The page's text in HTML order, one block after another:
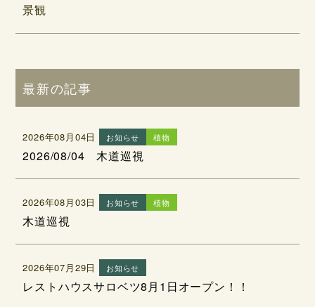
景観
最新の記事
2026年08月04日 お知らせ 植物
2026/08/04 木道巡視
2026年08月03日 お知らせ 植物
木道巡視
2026年07月29日 お知らせ
レストハウスサロベツ8月1日オープン！！